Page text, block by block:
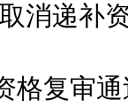
消递补
复审通